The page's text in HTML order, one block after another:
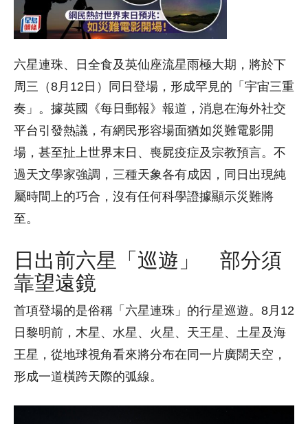
六星連珠、日全食及英仙座流星雨極大期，將於下
周三（8月12日）同日登場，形成罕見的「宇宙三重
奏」。據英國《每日郵報》報道，消息在海外社交
平台引發熱議，有網民形容場面猶如災難電影開
場，甚至扯上世界末日、喪屍疫症及宗教預言。不
過天文學家強調，三種天象各有成因，同日出現純
屬時間上的巧合，沒有任何科學證據顯示災難將
至。
日出前六星「巡遊」 部分須
靠望遠鏡
首項登場的是俗稱「六星連珠」的行星巡遊。8月12
日黎明前，木星、水星、火星、天王星、土星及海
王星，從地球視角看來將分布在同一片廣闊天空，
形成一道橫跨天際的弧線。